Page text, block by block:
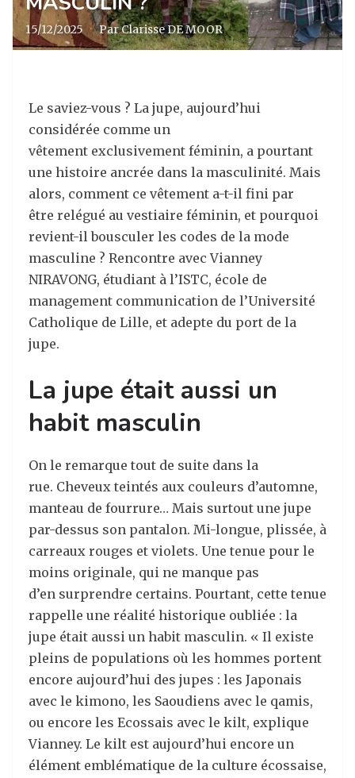
15/12/2025 · Par Clarisse DE MOOR
Le saviez-vous ? La jupe, aujourd’hui
considérée comme un
vêtement exclusivement féminin, a pourtant
une histoire ancrée dans la masculinité. Mais
alors, comment ce vêtement a-t-il fini par
être relégué au vestiaire féminin, et pourquoi
revient-il bousculer les codes de la mode
masculine ? Rencontre avec Vianney
NIRAVONG, étudiant à l’ISTC, école de
management communication de l’Université
Catholique de Lille, et adepte du port de la
jupe.
La jupe était aussi un
habit masculin
On le remarque tout de suite dans la
rue. Cheveux teintés aux couleurs d’automne,
manteau de fourrure… Mais surtout une jupe
par-dessus son pantalon. Mi-longue, plissée, à
carreaux rouges et violets. Une tenue pour le
moins originale, qui ne manque pas
d’en surprendre certains. Pourtant, cette tenue
rappelle une réalité historique oubliée : la
jupe était aussi un habit masculin. « Il existe
pleins de populations où les hommes portent
encore aujourd’hui des jupes : les Japonais
avec le kimono, les Saoudiens avec le qamis,
ou encore les Ecossais avec le kilt, explique
Vianney. Le kilt est aujourd’hui encore un
élément emblématique de la culture écossaise,